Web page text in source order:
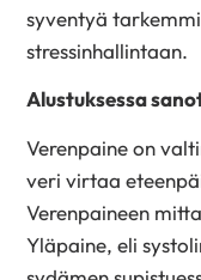
syventyä
stressinhallintaan.
Alustuksessa
Verenpaine on
veri virtaa
Verenpaineen
Yläpaine, eli